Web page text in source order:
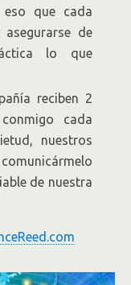
que cada
de
lo que
reciben 2
cada
nuestros
de nuestra